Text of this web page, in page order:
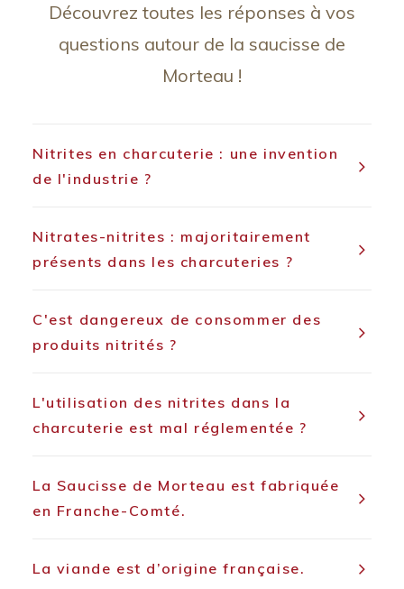
Découvrez toutes les réponses à vos
questions autour de la saucisse de
Morteau !
Nitrites en charcuterie : une invention
de l'industrie ?
Nitrates-nitrites : majoritairement
présents dans les charcuteries ?
C'est dangereux de consommer des
produits nitrités ?
L'utilisation des nitrites dans la
charcuterie est mal réglementée ?
La Saucisse de Morteau est fabriquée
en Franche-Comté.
La viande est d’origine française.